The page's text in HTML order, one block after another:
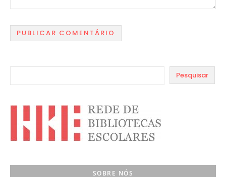
Pesquisar
SOBRE NÓS